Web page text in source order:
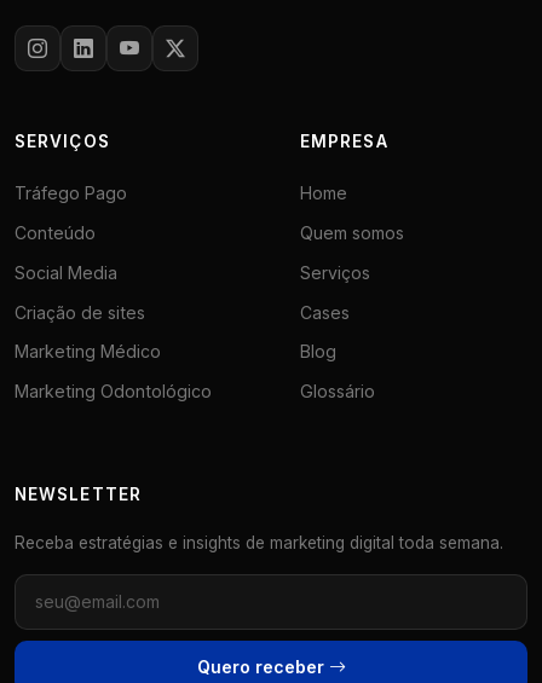
SERVIÇOS
Tráfego Pago
Conteúdo
Social Media
Criação de sites
Marketing Médico
Marketing Odontológico
EMPRESA
Home
Quem somos
Serviços
Cases
Blog
Glossário
NEWSLETTER
Receba estratégias e insights de marketing digital toda semana.
Quero receber